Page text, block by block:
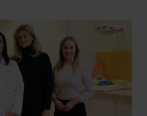
besichtigt und
mit den